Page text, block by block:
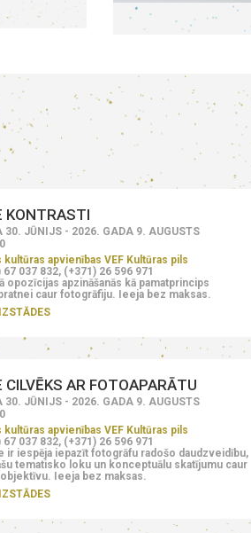
KONTRASTI
30. JŪNIJS - 2026. GADA 9. AUGUSTS
apvienības VEF Kultūras pils
67 037 832, (+371) 26 596 971
opozīcijas apzināšanās kā pamatprincips
caur fotogrāfiju. Ieeja bez maksas.
IZSTĀDES
CILVĒKS AR FOTOAPARĀTU
30. JŪNIJS - 2026. GADA 9. AUGUSTS
apvienības VEF Kultūras pils
67 037 832, (+371) 26 596 971
ir iespēja iepazīt fotogrāfu radošo daudzveidību,
tematisko loku un konceptuālu skatījumu caur
Ieeja bez maksas.
IZSTĀDES